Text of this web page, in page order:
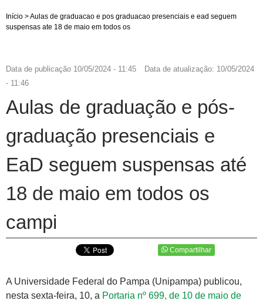
Início >Aulas de graduacao e pos graduacao presenciais e ead seguem
suspensas ate 18 de maio em todos os
Data de publicação 10/05/2024 - 11:45 Data de atualização: 10/05/2024
- 11:46
Aulas de graduação e pós-
graduação presenciais e
EaD seguem suspensas até
18 de maio em todos os
campi
Compartilhar
A Universidade Federal do Pampa (Unipampa) publicou,
nesta sexta-feira, 10, a Portaria nº 699, de 10 de maio de